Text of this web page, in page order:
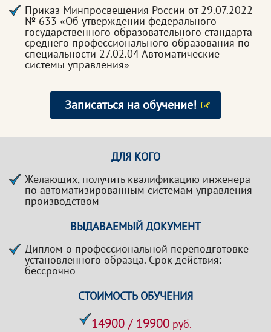
Приказ Минпросвещения России от 29.07.2022
№ 633 «Об утверждении федерального
государственного образовательного стандарта
среднего профессионального образования по
специальности 27.02.04 Автоматические
системы управления»
Записаться на обучение!
ДЛЯ КОГО
Желающих, получить квалификацию инженера
по автоматизированным системам управления
производством
ВЫДАВАЕМЫЙ ДОКУМЕНТ
Диплом о профессиональной переподготовке
установленного образца. Срок действия:
бессрочно
СТОИМОСТЬ ОБУЧЕНИЯ
14900 / 19900 руб.